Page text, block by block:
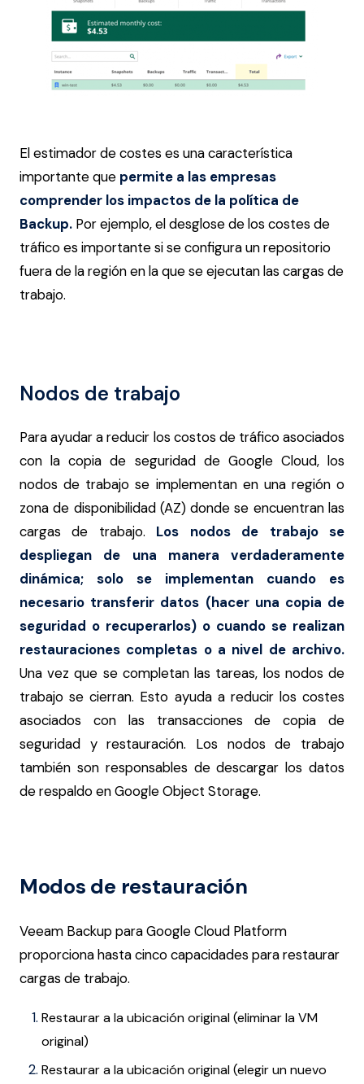
El estimador de costes es una característica
importante que permite a las empresas
comprender los impactos de la política de
Backup. Por ejemplo, el desglose de los costes de
tráfico es importante si se configura un repositorio
fuera de la región en la que se ejecutan las cargas de
trabajo.
Nodos de trabajo
Para ayudar a reducir los costos de tráfico asociados
con la copia de seguridad de Google Cloud, los
nodos de trabajo se implementan en una región o
zona de disponibilidad (AZ) donde se encuentran las
cargas de trabajo. Los nodos de trabajo se
despliegan de una manera verdaderamente
dinámica; solo se implementan cuando es
necesario transferir datos (hacer una copia de
seguridad o recuperarlos) o cuando se realizan
restauraciones completas o a nivel de archivo.
Una vez que se completan las tareas, los nodos de
trabajo se cierran. Esto ayuda a reducir los costes
asociados con las transacciones de copia de
seguridad y restauración. Los nodos de trabajo
también son responsables de descargar los datos
de respaldo en Google Object Storage.
Modos de restauración
Veeam Backup para Google Cloud Platform
proporciona hasta cinco capacidades para restaurar
cargas de trabajo.
Restaurar a la ubicación original (eliminar la VM
original)
Restaurar a la ubicación original (elegir un nuevo